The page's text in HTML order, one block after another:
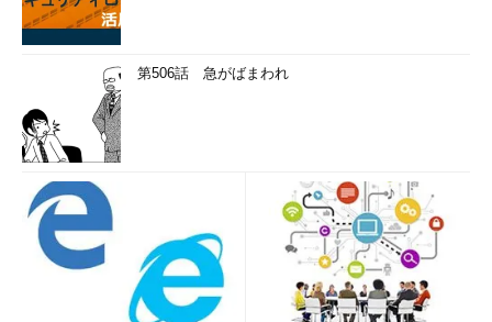
第506話 急がばまわれ